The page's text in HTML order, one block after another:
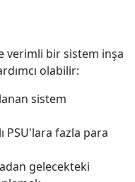
verimli bir sistem inşa
olabilir:
sistem
PSU'lara fazla para
gelecekteki